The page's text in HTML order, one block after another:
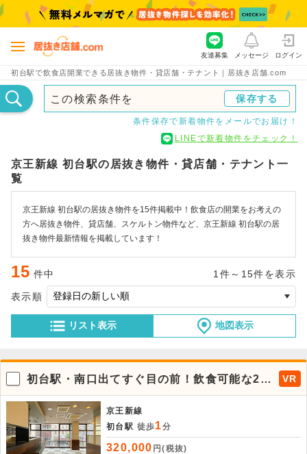
初台駅で飲食店開業できる居抜き物件・貸店舗・テナント｜居抜き店舗.com
友達募集 メッセージ ログイン
この検索条件を 保存する
条件保存で新着物件をメールでお届け！
LINEで新着物件をチェック！
京王新線 初台駅の居抜き物件・貸店舗・テナント一
覧
京王新線 初台駅の居抜き物件を15件掲載中！飲食店の開業をお考えの
方へ居抜き物件、貸店舗、スケルトン物件など、京王新線 初台駅の居
抜き物件最新情報を掲載しています！
15 件中 1件～15件を表示
リスト表示 地図表示
表示順
初台駅・南口出てすぐ目の前！飲食可能な2階
物件
VR
京王新線
初台駅 徒歩1分
320,000 円(税抜)